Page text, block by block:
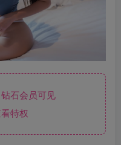
石会员可见
特权